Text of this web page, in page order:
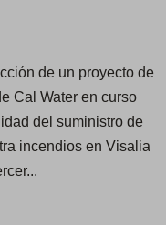
de un proyecto de
Cal Water en curso
del suministro de
incendios en Visalia